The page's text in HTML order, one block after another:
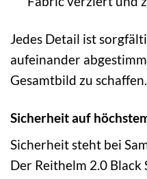
Jedes Detail ist
aufeinander
Gesamtbild zu schaffen.
Sicherheit auf
Sicherheit steht bei
Der Reithelm 2.0